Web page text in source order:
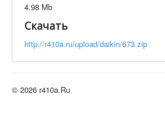
4.98 Mb
Скачать
http://r410a.ru/upload/daikin/673.zip
© 2026 r410a.Ru